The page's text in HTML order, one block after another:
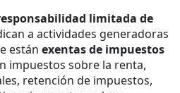
limitada de
a actividades generadoras
están exentas de impuestos
impuestos sobre la renta,
retención de impuestos,